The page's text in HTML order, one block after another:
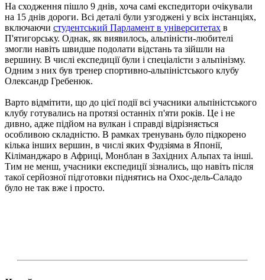
На сходження пішло 9 днів, хоча самі експедитори очікували
на 15 днів дороги. Всі деталі були узгоджені у всіх інстанціях,
включаючи студентський Парламент в університетах в
П'ятигорську. Однак, як виявилось, альпіністи-любителі
змогли навіть швидше подолати відстань та зійшли на
вершину. В числі експедиції були і спеціалісти з альпінізму.
Одним з них був тренер спортивно-альпіністського клубу
Олександр Гребенюк.
Варто відмітити, що до цієї події всі учасники альпіністського
клубу готувались на протязі останніх п'яти років. Це і не
дивно, адже підйом на вулкан і справді відрізняється
особливою складністю. В рамках тренувань було підкорено
кілька інших вершин, в числі яких Фудзіяма в Японії,
Кіліманджаро в Африці, Монблан в Західних Альпах та інші.
Тим не менш, учасники експедиції зізнались, що навіть після
такої серйозної підготовки піднятись на Охос-дель-Саладо
було не так вже і просто.